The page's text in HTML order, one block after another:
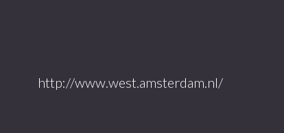
http://www.west.amsterdam.nl/